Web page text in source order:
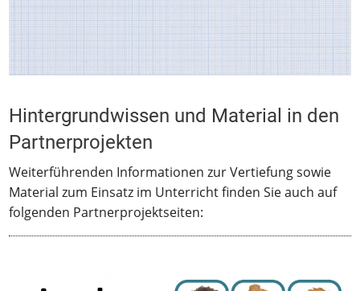
Hintergrundwissen und Material in den
Partnerprojekten
Weiterführenden Informationen zur Vertiefung sowie
Material zum Einsatz im Unterricht finden Sie auch auf
folgenden Partnerprojektseiten: